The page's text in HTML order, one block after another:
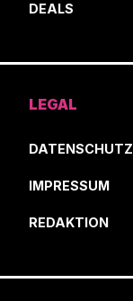
DEALS
LEGAL
DATENSCHUTZ
IMPRESSUM
REDAKTION